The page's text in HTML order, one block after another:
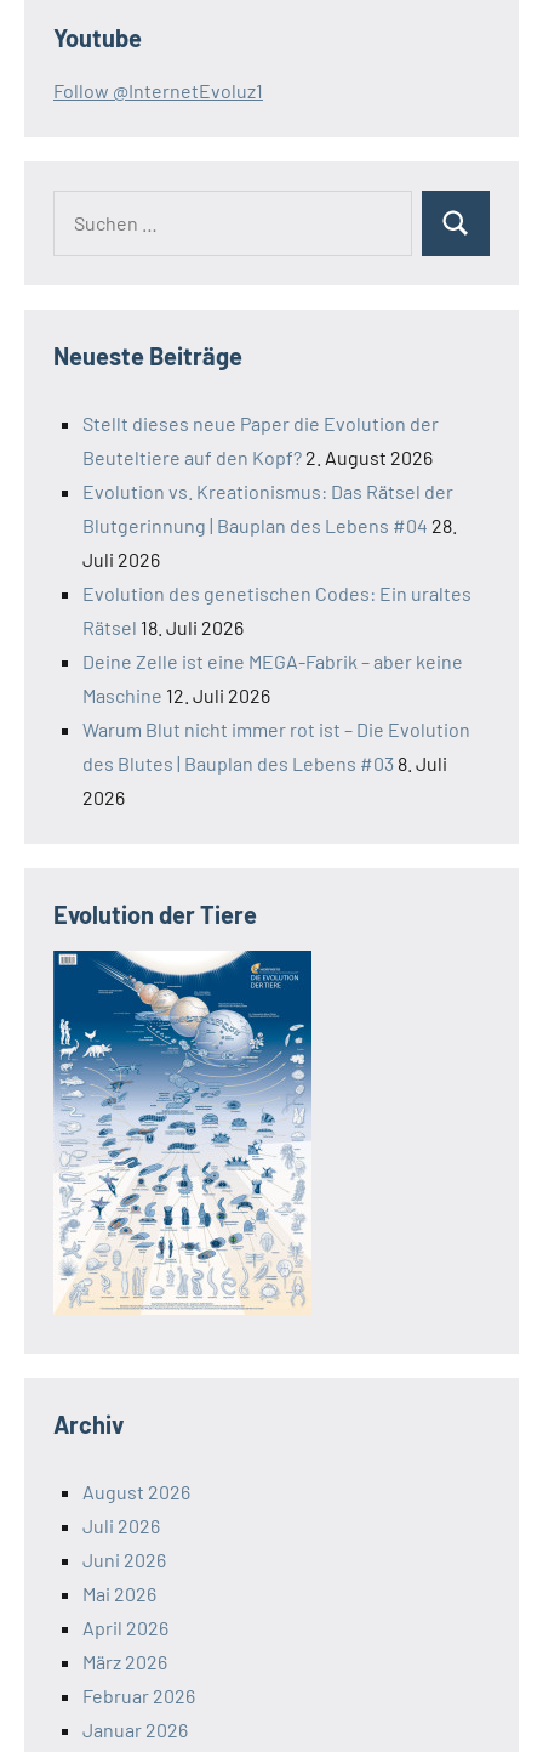
Youtube
Follow @InternetEvoluz1
Suchen
Neueste Beiträge
Stellt dieses neue Paper die Evolution der
Beuteltiere auf den Kopf? 2. August 2026
Evolution vs. Kreationismus: Das Rätsel der
Blutgerinnung | Bauplan des Lebens #04 28.
Juli 2026
Evolution des genetischen Codes: Ein uraltes
Rätsel 18. Juli 2026
Deine Zelle ist eine MEGA-Fabrik – aber keine
Maschine 12. Juli 2026
Warum Blut nicht immer rot ist – Die Evolution
des Blutes | Bauplan des Lebens #03 8. Juli
2026
Evolution der Tiere
Archiv
August 2026
Juli 2026
Juni 2026
Mai 2026
April 2026
März 2026
Februar 2026
Januar 2026